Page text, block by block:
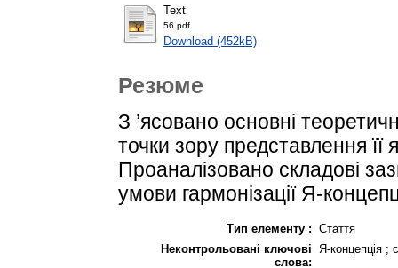
Text
56.pdf
Download (452kB)
Резюме
З ’ясовано основні
точки зору представлення її
Проаналізовано складові
умови гармонізації Я-
Тип елементу : Стаття
Неконтрольовані ключові
слова:
Я-концепція ;